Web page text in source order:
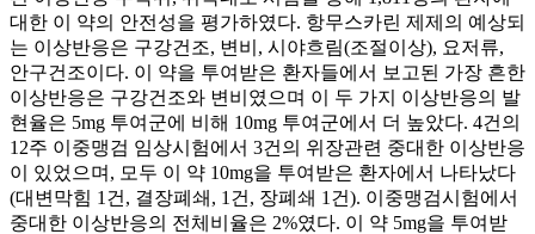
대한 이 약의 안전성을 평가하였다. 항무스카린 제제의 예상되
는 이상반응은 구강건조, 변비, 시야흐림(조절이상), 요저류,
안구건조이다. 이 약을 투여받은 환자들에서 보고된 가장 흔한
이상반응은 구강건조와 변비였으며 이 두 가지 이상반응의 발
현율은 5mg 투여군에 비해 10mg 투여군에서 더 높았다. 4건의
12주 이중맹검 임상시험에서 3건의 위장관련 중대한 이상반응
이 있었으며, 모두 이 약 10mg을 투여받은 환자에서 나타났다
(대변막힘 1건, 결장폐쇄, 1건, 장폐쇄 1건). 이중맹검시험에서
중대한 이상반응의 전체비율은 2%였다. 이 약 5mg을 투여받